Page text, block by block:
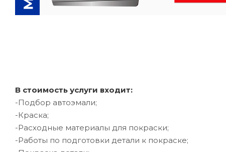
В стоимость услуги входит:
-Подбор автоэмали;
-Краска;
-Расходные материалы для покраски;
-Работы по подготовки детали к покраске;